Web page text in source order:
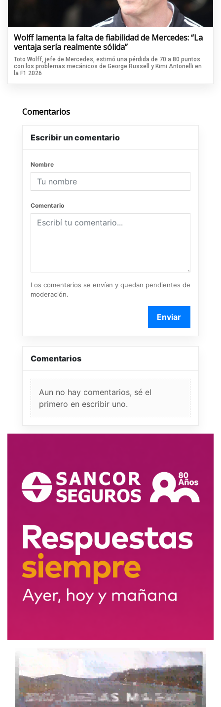
Wolff lamenta la falta de fiabilidad de Mercedes: “La
ventaja sería realmente sólida”
Toto Wolff, jefe de Mercedes, estimó una pérdida de 70 a 80 puntos
con los problemas mecánicos de George Russell y Kimi Antonelli en
la F1 2026
Comentarios
Escribir un comentario
Nombre
Comentario
Los comentarios se envían y quedan pendientes de
moderación.
Enviar
Comentarios
Aun no hay comentarios, sé el
primero en escribir uno.